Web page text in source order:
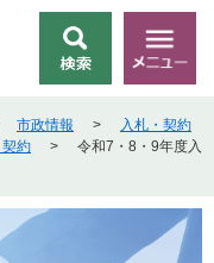
索
メ
ニ
ー
市政情報 >
入札・契約
契約 >
令和7・8・9年度入